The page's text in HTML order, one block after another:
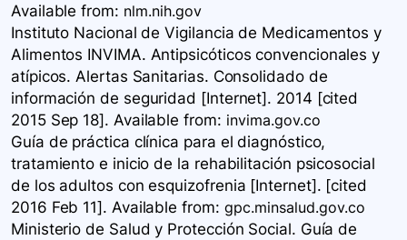
Available from: nlm.nih.gov
Instituto Nacional de Vigilancia de Medicamentos y
Alimentos INVIMA. Antipsicóticos convencionales y
atípicos. Alertas Sanitarias. Consolidado de
información de seguridad [Internet]. 2014 [cited
2015 Sep 18]. Available from: invima.gov.co
Guía de práctica clínica para el diagnóstico,
tratamiento e inicio de la rehabilitación psicosocial
de los adultos con esquizofrenia [Internet]. [cited
2016 Feb 11]. Available from: gpc.minsalud.gov.co
Ministerio de Salud y Protección Social. Guía de